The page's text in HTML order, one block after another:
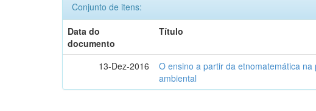
Conjunto de itens:
Data do
documento
Título
13-Dez-2016
O ensino a partir da etnomatemática
ambiental